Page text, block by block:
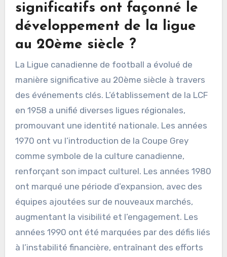
significatifs ont façonné le
développement de la ligue
au 20ème siècle ?
La Ligue canadienne de football a évolué de
manière significative au 20ème siècle à travers
des événements clés. L’établissement de la LCF
en 1958 a unifié diverses ligues régionales,
promouvant une identité nationale. Les années
1970 ont vu l’introduction de la Coupe Grey
comme symbole de la culture canadienne,
renforçant son impact culturel. Les années 1980
ont marqué une période d’expansion, avec des
équipes ajoutées sur de nouveaux marchés,
augmentant la visibilité et l’engagement. Les
années 1990 ont été marquées par des défis liés
à l’instabilité financière, entraînant des efforts